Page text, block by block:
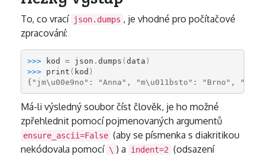
To, co vrací json.dumps , je vhodné pro počítačové
zpracování:
>>> kod = json . dumps (data )
>>> print ( kod )
{"jm\u00e9no": "Anna", "m\u011bsto": "Brno",
Má-li výsledný soubor číst člověk, je ho možné
zpřehlednit pomocí pojmenovaných argumentů
ensure_ascii=False (aby se písmenka s diakritikou
nekódovala pomocí \ ) a indent=2 (odsazení